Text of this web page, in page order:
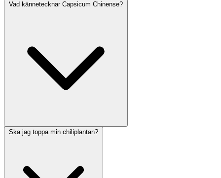
Vad kännetecknar Capsicum Chinense?
Ska jag toppa min chiliplantan?